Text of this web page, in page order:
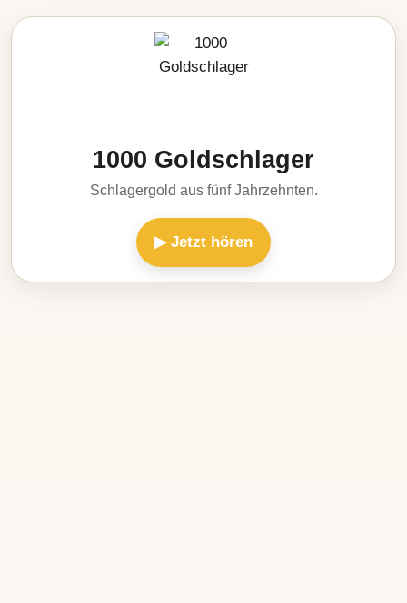
1000 Goldschlager
Schlagergold aus fünf Jahrzehnten.
▶ Jetzt hören